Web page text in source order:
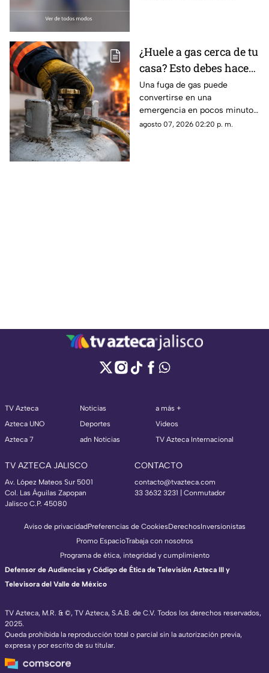
¿Huele a gas cerca de tu
casa? Esto debes hacer
para evitar una
explosión y ponerte a
salvo
Una fuga de gas puede
convertirse en una
emergencia en pocos minutos.
Conoce qué hacer, qué evitar
agosto 07, 2026 02:20 p. m.
TV Azteca
Azteca UNO
Azteca 7
Noticias
Deportes
adn Noticias
a más +
Videos
TV Azteca Internacional
TV AZTECA JALISCO
Av. López Mateos Sur 5001
Col. Las Águilas Zapopan
Jalisco C.P. 45080
CONTACTO
contacto@tvazteca.com
33 3632 3231 | Conmutador
TV Azteca, M.R. & ©, TV Azteca, S.A.B. de C.V. Todos los derechos reservados,
2025.
Queda prohibida la reproducción total o parcial sin la autorización previa,
expresa y por escrito de su titular.
Aviso de privacidadPreferencias de CookiesDerechosInversionistas
Promo EspacioTrabaja con nosotros
Programa de ética, integridad y cumplimiento
Defensor de Audiencias y Código de Ética de Televisión Azteca III y
Televisora del Valle de México